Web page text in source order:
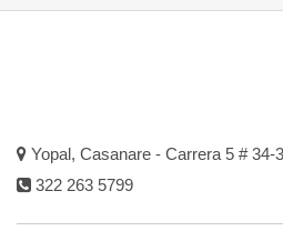
Yopal, Casanare - Carrera 5 # 34-
322 263 5799